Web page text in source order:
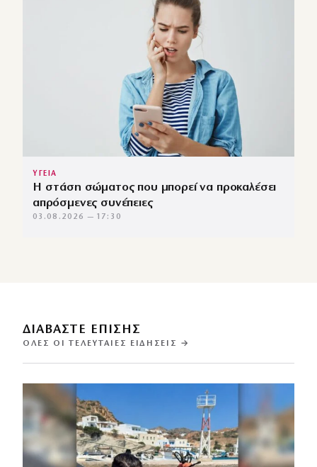
ΥΓΕΙΑ
Η στάση σώματος που μπορεί να προκαλέσει
απρόσμενες συνέπειες
03.08.2026 — 17:30
ΔΙΑΒΑΣΤΕ ΕΠΙΣΗΣ
ΌΛΕΣ ΟΙ ΤΕΛΕΥΤΑΊΕΣ ΕΙΔΉΣΕΙΣ →